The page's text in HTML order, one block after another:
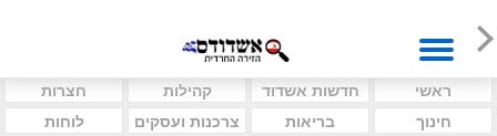
ראשי חדשות אשדוד קהילות
חצרות
חינוך
בריאות צרכנות ועסקים
לוחות